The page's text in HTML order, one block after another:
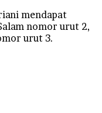
mendapat
nomor urut 2,
urut 3.